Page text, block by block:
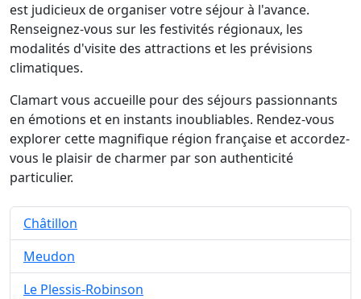
est judicieux de organiser votre séjour à l'avance.
Renseignez-vous sur les festivités régionaux, les
modalités d'visite des attractions et les prévisions
climatiques.
Clamart vous accueille pour des séjours passionnants
en émotions et en instants inoubliables. Rendez-vous
explorer cette magnifique région française et accordez-
vous le plaisir de charmer par son authenticité
particulier.
Châtillon
Meudon
Le Plessis-Robinson